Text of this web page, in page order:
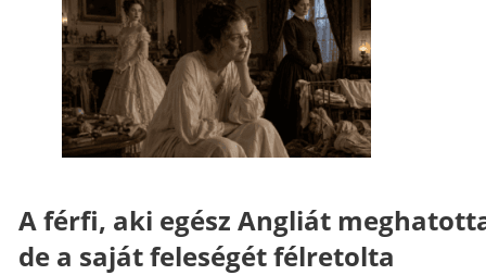
A férfi, aki egész Angliát
de a saját feleségét félretolta